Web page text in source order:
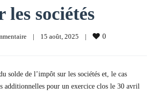
sociétés
| 15 août, 2025 | 0
solde de l’impôt sur les sociétés et, le cas
additionnelles pour un exercice clos le 30 avril